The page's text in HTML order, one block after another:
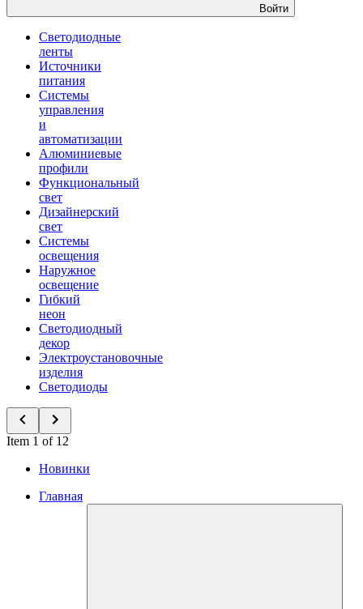
Войти
Светодиодные
ленты
Источники
питания
Системы
управления
и
автоматизации
Алюминиевые
профили
Функциональный
свет
Дизайнерский
свет
Системы
освещения
Наружное
освещение
Гибкий
неон
Светодиодный
декор
Электроустановочные
изделия
Светодиоды
Item 1 of 12
Новинки
Главная